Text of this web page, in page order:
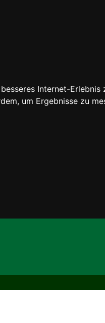
Internet-
um Ergebnisse zu